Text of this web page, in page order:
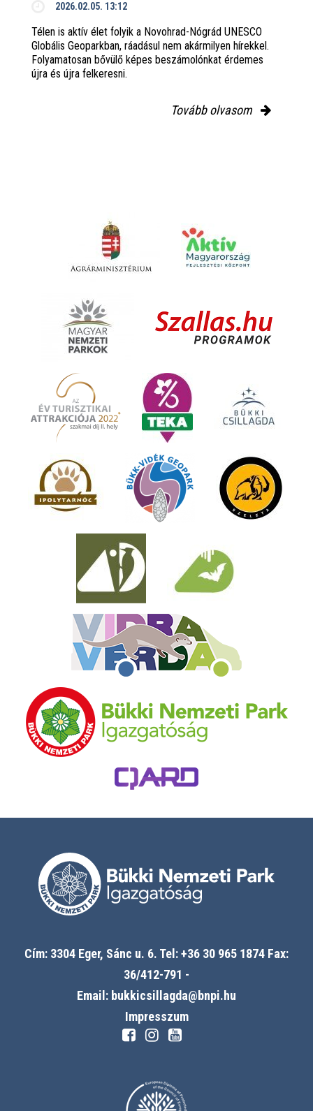
2026.02.05. 13:12
Télen is aktív élet folyik a Novohrad-Nógrád UNESCO
Globális Geoparkban, ráadásul nem akármilyen hírekkel.
Folyamatosan bővülő képes beszámolónkat érdemes
újra és újra felkeresni.
Tovább olvasom
Cím: 3304 Eger, Sánc u. 6. Tel: +36 30 965 1874 Fax:
36/412-791 -
Email: bukkicsillagda@bnpi.hu
Impresszum